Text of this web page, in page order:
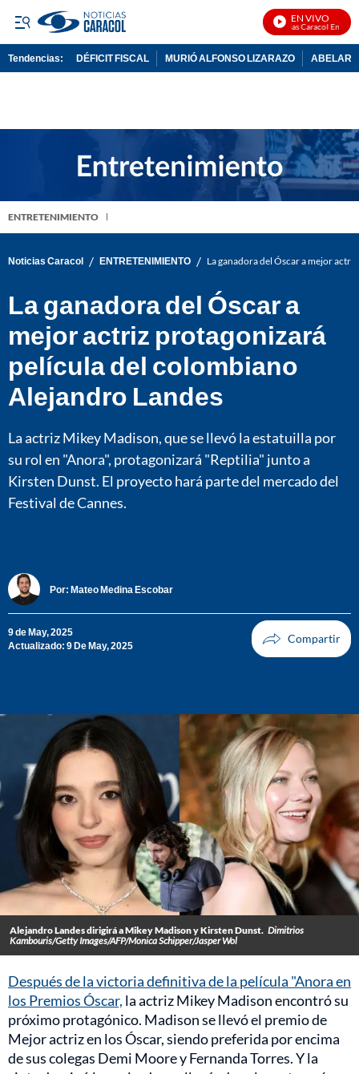
EN VIVO
Noticias Caracol En Vivo
Tendencias: DÉFICIT FISCAL MURIÓ ALFONSO LIZARAZO
ENTRETENIMIENTO
Noticias Caracol / ENTRETENIMIENTO / La ganadora del Óscar a mejor
La ganadora del Óscar a
mejor actriz protagonizará
película del colombiano
Alejandro Landes
La actriz Mikey Madison, que se llevó la estatuilla por
su rol en "Anora", protagonizará "Reptilia" junto a
Kirsten Dunst. El proyecto hará parte del mercado del
Festival de Cannes.
Por: Mateo Medina Escobar
9 de May, 2025
Actualizado: 9 De May, 2025
Alejandro Landes dirigirá a Mikey Madison y Kirsten Dunst. Dimitrios
Kambouris/Getty Images/AFP/Monica Schipper/Jasper Wol
Después de la victoria definitiva de la película "Anora en
los Premios Óscar, la actriz Mikey Madison encontró su
próximo protagónico. Madison se llevó el premio de
Mejor actriz en los Óscar, siendo preferida por encima
de sus colegas Demi Moore y Fernanda Torres. Y la